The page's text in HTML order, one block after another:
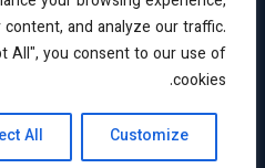
and analyze our traffic.
All", you consent to our use of
cookies.
Customize
All
درخواست مشاوره
کلیه حقوق این سایت برای علیرضا عربیان